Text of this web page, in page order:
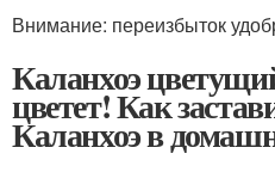
Внимание: переизбыток
Каланхоэ
цветет! Как
Каланхоэ в